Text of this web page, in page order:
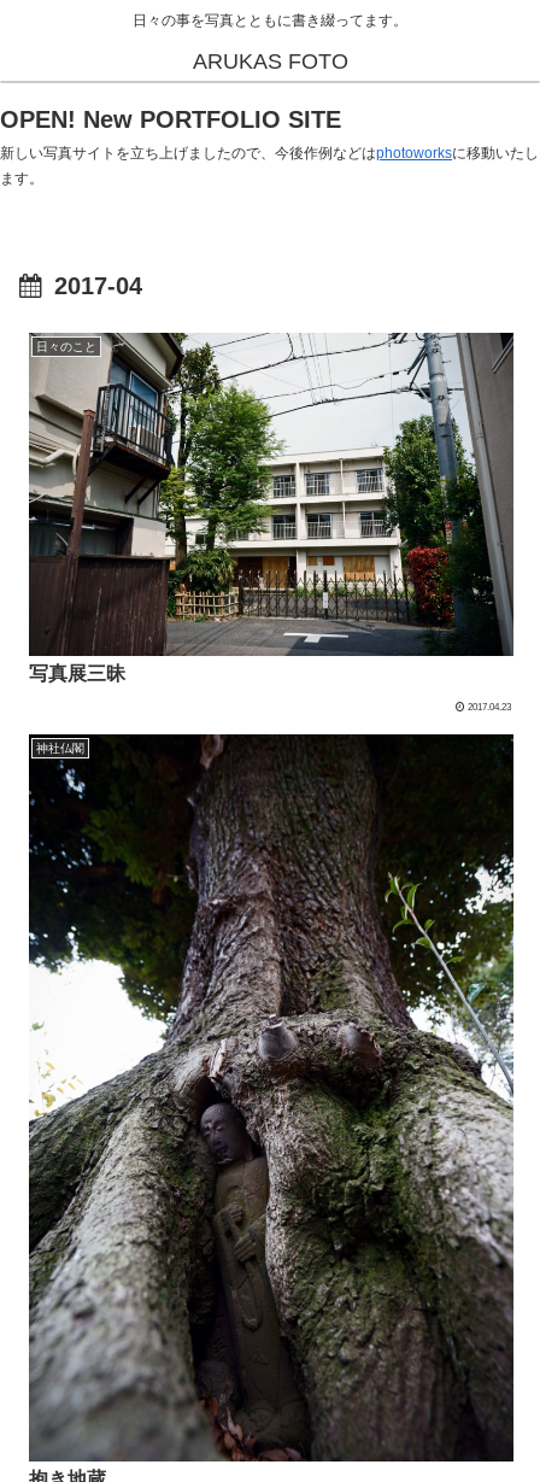
日々の事を写真とともに書き綴ってます。
ARUKAS FOTO
OPEN! New PORTFOLIO SITE
新しい写真サイトを立ち上げましたので、今後作例などはphotoworksに移動いたし
ます。
2017-04
日々のこと
写真展三昧
2017.04.23
神社仏閣